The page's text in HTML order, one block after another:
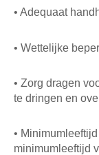
• Adequaat
• Wettelijke
• Zorg dragen
te dringen en
•
minimumleeftijd